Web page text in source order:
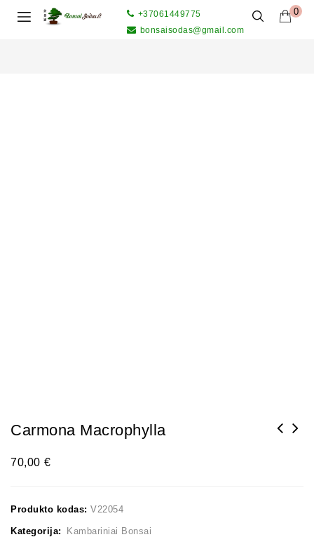
0
+37061449775
bonsaisodas@gmail.com
Carmona Macrophylla
70,00 €
Produkto kodas: V22054
Kategorija: Kambariniai Bonsai